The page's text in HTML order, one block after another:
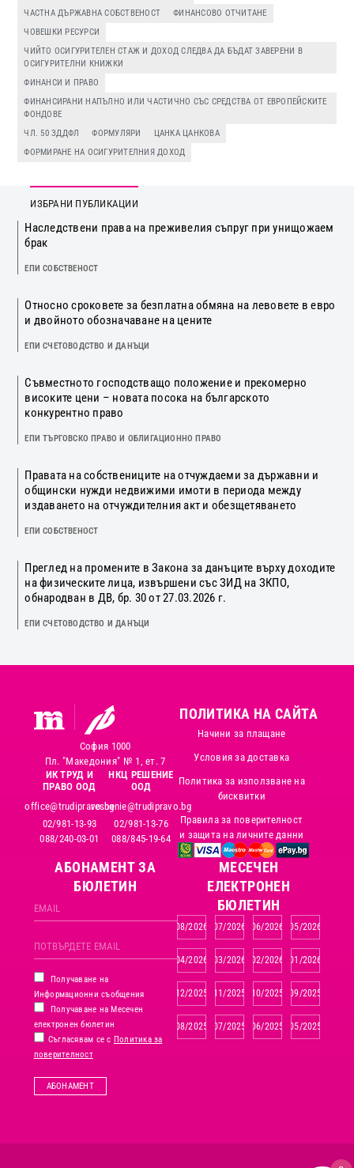
ЧАСТНА ДЪРЖАВНА СОБСТВЕНОСТ
ФИНАНСОВО ОТЧИТАНЕ
ЧОВЕШКИ РЕСУРСИ
ЧИЙТО ОСИГУРИТЕЛЕН СТАЖ И ДОХОД СЛЕДВА ДА БЪДАТ ЗАВЕРЕНИ В
ОСИГУРИТЕЛНИ КНИЖКИ
ФИНАНСИ И ПРАВО
ФИНАНСИРАНИ НАПЪЛНО ИЛИ ЧАСТИЧНО СЪС СРЕДСТВА ОТ ЕВРОПЕЙСКИТЕ
ФОНДОВЕ
ЧЛ. 50 ЗДДФЛ
ФОРМУЛЯРИ
ЦАНКА ЦАНКОВА
ФОРМИРАНЕ НА ОСИГУРИТЕЛНИЯ ДОХОД
ИЗБРАНИ ПУБЛИКАЦИИ
Наследствени права на преживелия съпруг при унищожаем
брак
ЕПИ СОБСТВЕНОСТ
Относно сроковете за безплатна обмяна на левовете в евро
и двойното обозначаване на цените
ЕПИ СЧЕТОВОДСТВО И ДАНЪЦИ
Съвместното господстващо положение и прекомерно
високите цени – новата посока на българското
конкурентно право
ЕПИ ТЪРГОВСКО ПРАВО И ОБЛИГАЦИОННО ПРАВО
Правата на собствениците на отчуждаеми за държавни и
общински нужди недвижими имоти в периода между
издаването на отчуждителния акт и обезщетяването
ЕПИ СОБСТВЕНОСТ
Преглед на промените в Закона за данъците върху доходите
на физическите лица, извършени със ЗИД на ЗКПО,
обнародван в ДВ, бр. 30 от 27.03.2026 г.
ЕПИ СЧЕТОВОДСТВО И ДАНЪЦИ
София 1000
Пл. "Македония" № 1, ет. 7
ИК ТРУД И
ПРАВО ООД
office@trudipravo.bg
02/981-13-93
088/240-03-01
НКЦ РЕШЕНИЕ
ООД
reshenie@trudipravo.bg
02/981-13-76
088/845-19-64
ПОЛИТИКА НА САЙТА
Начини за плащане
Условия за доставка
Политика за използване на
бисквитки
Правила за поверителност
и защита на личните данни
АБОНАМЕНТ ЗА
БЮЛЕТИН
Получаване на
Информационни съобщения
Получаване на Месечен
електронен бюлетин
Съгласявам се с Политика за
поверителност
АБОНАМЕНТ
MЕСЕЧЕН
ЕЛЕКТРОНЕН
БЮЛЕТИН
08/2026 07/2026 06/2026 05/2026
04/2026 03/2026 02/2026 01/2026
12/2025 11/2025 10/2025 09/2025
08/2025 07/2025 06/2025 05/2025